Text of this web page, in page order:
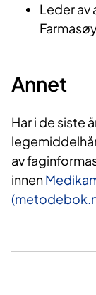
Leder av
Annet
Har i de siste
av
innen